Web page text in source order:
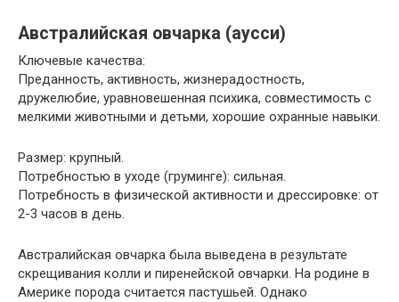
Австралийская овчарка (аусси)
Ключевые качества:
Преданность, активность, жизнерадостность,
дружелюбие, уравновешенная психика, совместимость с
мелкими животными и детьми, хорошие охранные навыки.
Размер: крупный.
Потребностью в уходе (груминге): сильная.
Потребность в физической активности и дрессировке: от
2-3 часов в день.
Австралийская овчарка была выведена в результате
скрещивания колли и пиренейской овчарки. На родине в
Америке порода считается пастушьей. Однако